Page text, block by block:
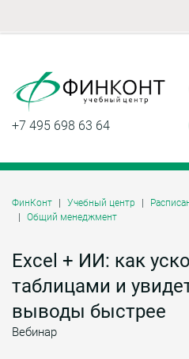
+7 495 698 63 64
ФинКонт Учебный центр
Общий менеджмент
Excel + ИИ: как
таблицами и
выводы быстрее
Вебинар
звонок
Даю согласие на
конфиденциальности
Заказать